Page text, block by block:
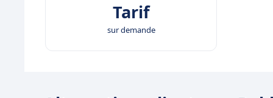
Tarif
sur demande